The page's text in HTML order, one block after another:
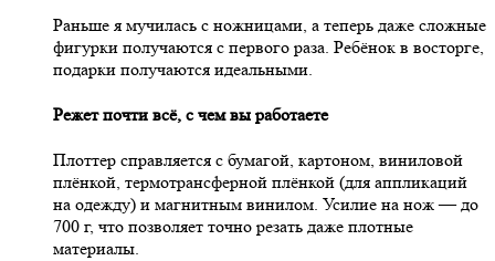
Раньше я мучилась с ножницами, а теперь даже сложные
фигурки получаются с первого раза. Ребёнок в восторге,
подарки получаются идеальными.
Режет почти всё, с чем вы работаете
Плоттер справляется с бумагой, картоном, виниловой
плёнкой, термотрансферной плёнкой (для аппликаций
на одежду) и магнитным винилом. Усилие на нож — до
700 г, что позволяет точно резать даже плотные
материалы.